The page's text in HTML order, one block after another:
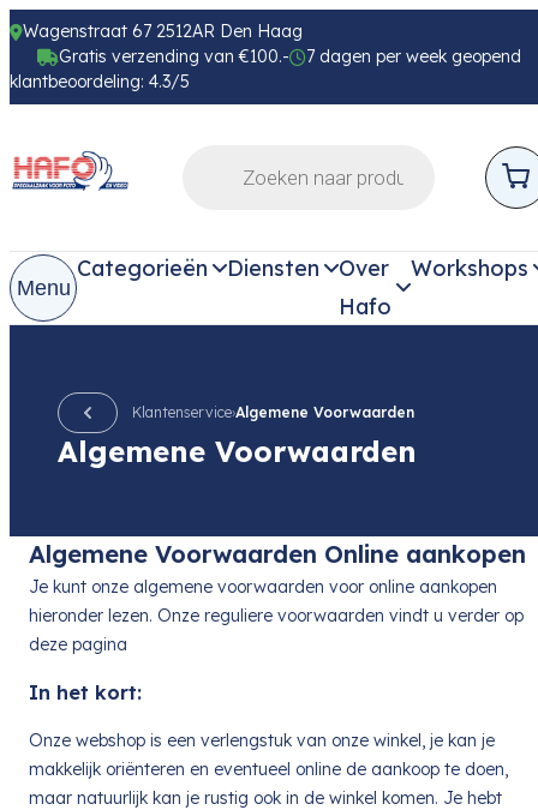
Wagenstraat 67 2512AR Den Haag
Gratis verzending van €100.-
7 dagen per week geopend
klantbeoordeling: 4.3/5
Menu
Categorieën Diensten
Over
Hafo
Workshops
Klantenservice›Algemene Voorwaarden
Algemene Voorwaarden
Algemene Voorwaarden Online aankopen
Je kunt onze algemene voorwaarden voor online aankopen
hieronder lezen. Onze reguliere voorwaarden vindt u verder op
deze pagina
In het kort:
Onze webshop is een verlengstuk van onze winkel, je kan je
makkelijk oriënteren en eventueel online de aankoop te doen,
maar natuurlijk kan je rustig ook in de winkel komen. Je hebt